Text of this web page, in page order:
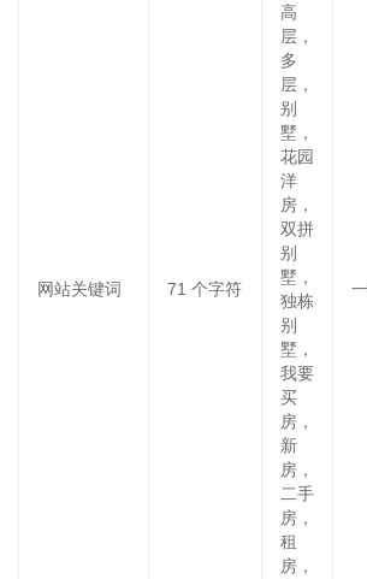
网站关键词 71 个字符
高
层，
多
层，
别
墅，
花园
洋
房，
双拼
别
墅，
独栋
别
墅，
我要
买
房，
新
房，
二手
房，
租
房，